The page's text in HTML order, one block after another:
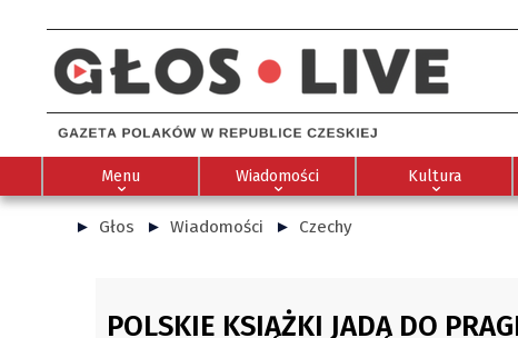
Menu Wiadomości Kultura
Głos Wiadomości Czechy
POLSKIE KSIĄŻKI JADĄ DO